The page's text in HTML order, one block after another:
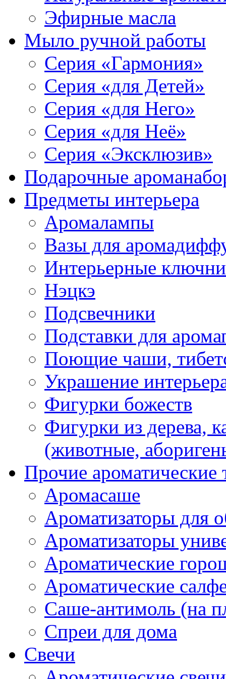
Эфирные масла
Мыло ручной работы
Серия «Гармония»
Серия «для Детей»
Серия «для Него»
Серия «для Неё»
Серия «Эксклюзив»
Подарочные
Предметы интерьера
Аромалампы
Вазы для
Интерьерные
Нэцкэ
Подсвечники
Подставки для
Поющие чаши,
Украшение
Фигурки божеств
Фигурки из дерева,
(животные,
Прочие ароматические
Аромасаше
Ароматизаторы для
Ароматизаторы
Ароматические
Ароматические
Саше-антимоль (на
Спреи для дома
Свечи